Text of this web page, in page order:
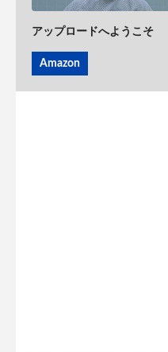
アップロードへようこそ
Amazon